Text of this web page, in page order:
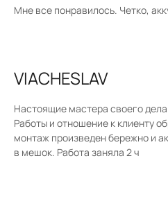
Мне все понравилось. Четко,
VIACHESLAV
Настоящие мастера своего
Работы и отношение к клиенту
монтаж произведен бережно и
в мешок. Работа заняла 2 ч